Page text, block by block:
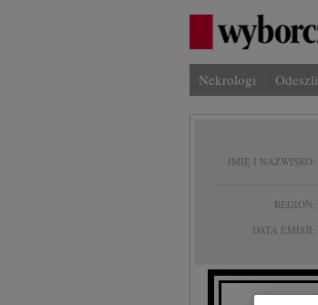
Nekrologi Odeszli
IMIĘ I NAZWISKO:
REGION:
DATA EMISJI: